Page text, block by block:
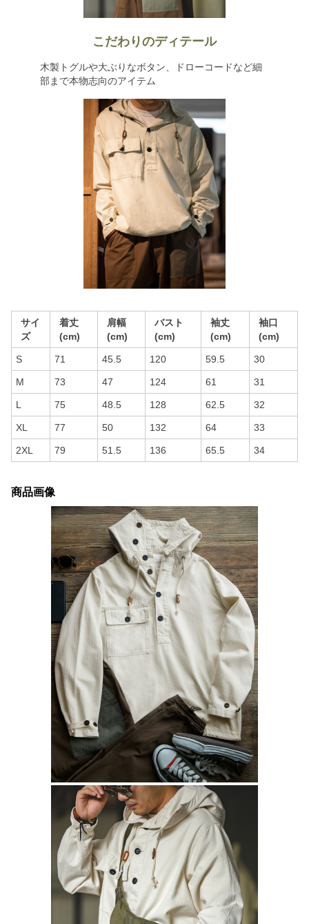
こだわりのディテール
木製トグルや大ぶりなボタン、ドローコードなど細
部まで本物志向のアイテム
サイ
ズ
着丈
(cm)
肩幅
(cm)
バスト
(cm)
袖丈
(cm)
袖口
(cm)
S 71 45.5 120 59.5 30
M 73 47 124 61 31
L 75 48.5 128 62.5 32
XL 77 50 132 64 33
2XL 79 51.5 136 65.5 34
商品画像